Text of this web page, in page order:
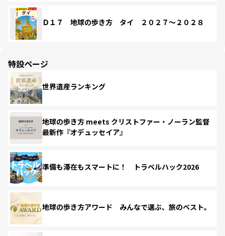
Ｄ１７ 地球の歩き方 タイ ２０２７～２０２８
特設ページ
世界遺産ランキング
地球の歩き方 meets クリストファー・ノーラン監督
最新作『オデュッセイア』
準備も滞在もスマートに！ トラベルハック2026
地球の歩き方アワード みんなで選ぶ、旅のベスト。